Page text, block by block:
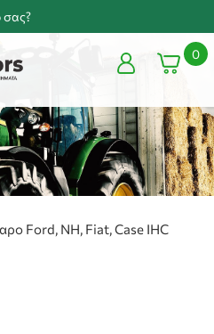
σας?
0
Ford, NH, Fiat, Case IHC